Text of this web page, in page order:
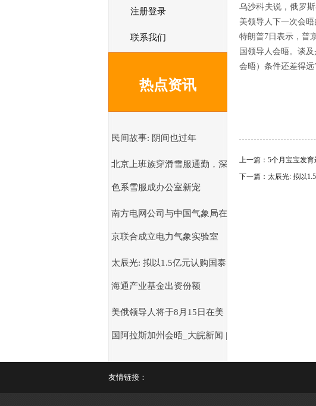
注册登录
联系我们
热点资讯
民间故事: 阴间也过年
北京上班族穿滑雪服通勤，深
色系雪服成办公室新宠
南方电网公司与中国气象局在
京联合成立电力气象实验室
太辰光: 拟以1.5亿元认购国泰
海通产业基金出资份额
美俄领导人将于8月15日在美
国阿拉斯加州会晤_大皖新闻 |
乌沙科夫说，俄罗
美领导人下一次会晤
特朗普7日表示，普
国领导人会晤。谈
会晤）条件还差得远
上一篇： 5个月宝宝发育
下一篇： 太辰光: 拟以
友情链接：